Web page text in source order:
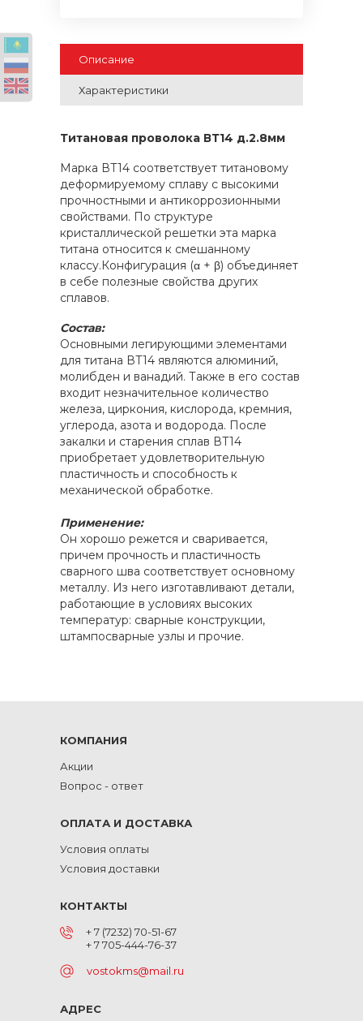
Описание
Характеристики
Титановая проволока ВТ14 д.2.8мм
Марка ВТ14 соответствует титановому
деформируемому сплаву с высокими
прочностными и антикоррозионными
свойствами. По структуре
кристаллической решетки эта марка
титана относится к смешанному
классу.Конфигурация (α + β) объединяет
в себе полезные свойства других
сплавов.
Состав:
Основными легирующими элементами
для титана ВТ14 являются алюминий,
молибден и ванадий. Также в его состав
входит незначительное количество
железа, циркония, кислорода, кремния,
углерода, азота и водорода. После
закалки и старения сплав ВТ14
приобретает удовлетворительную
пластичность и способность к
механической обработке.
Применение:
Он хорошо режется и сваривается,
причем прочность и пластичность
сварного шва соответствует основному
металлу. Из него изготавливают детали,
работающие в условиях высоких
температур: сварные конструкции,
штампосварные узлы и прочие.
КОМПАНИЯ
Акции
Вопрос - ответ
ОПЛАТА И ДОСТАВКА
Условия оплаты
Условия доставки
КОНТАКТЫ
+ 7 (7232) 70-51-67
+ 7 705-444-76-37
vostokms@mail.ru
АДРЕС